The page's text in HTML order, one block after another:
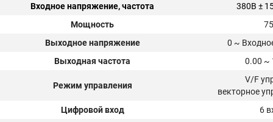
Входное напряжение, частота
380В ±
Мощность
Выходное напряжение
0 ~
Выходная частота
0.00 ~
Режим управления
V/F
векторное
Цифровой вход
6